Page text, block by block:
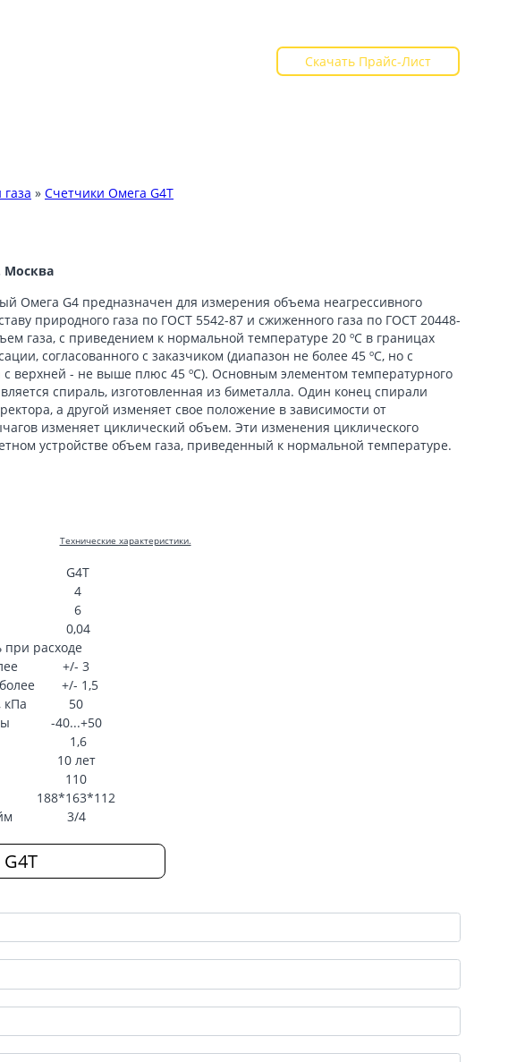
Скачать Прайс-Лист
» Счетчики Омега G4Т
Москва
Омега G4 предназначен для измерения объема неагрессивного
природного газа по ГОСТ 5542-87 и сжиженного газа по ГОСТ 20448-
газа, с приведением к нормальной температуре 20 ºС в границах
согласованного с заказчиком (диапазон не более 45 ºС, но с
верхней - не выше плюс 45 ºС). Основным элементом температурного
спираль, изготовленная из биметалла. Один конец спирали
а другой изменяет свое положение в зависимости от
изменяет циклический объем. Эти изменения циклического
устройстве объем газа, приведенный к нормальной температуре.
Технические характеристики.
G4Т
4
6
0,04
при расходе
+/- 3
+/- 1,5
кПа
50
-40...+50
1,6
10 лет
110
188*163*112
3/4